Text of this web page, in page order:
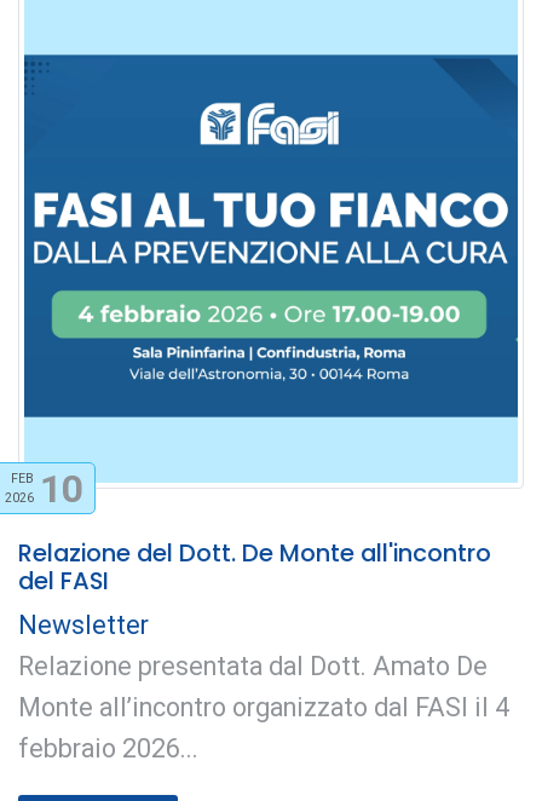
FEB
2026 10
Relazione del Dott. De Monte all'incontro
del FASI
Newsletter
Relazione presentata dal Dott. Amato De
Monte all’incontro organizzato dal FASI il 4
febbraio 2026...